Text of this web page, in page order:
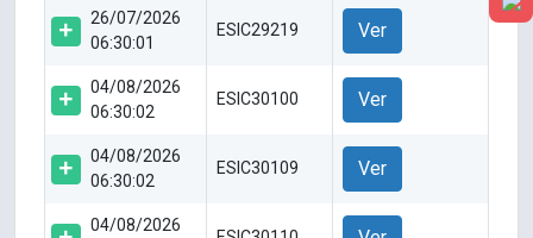
26/07/2026
06:30:01
ESIC29219 Ver
04/08/2026
06:30:02
ESIC30100 Ver
04/08/2026
06:30:02
ESIC30109 Ver
04/08/2026